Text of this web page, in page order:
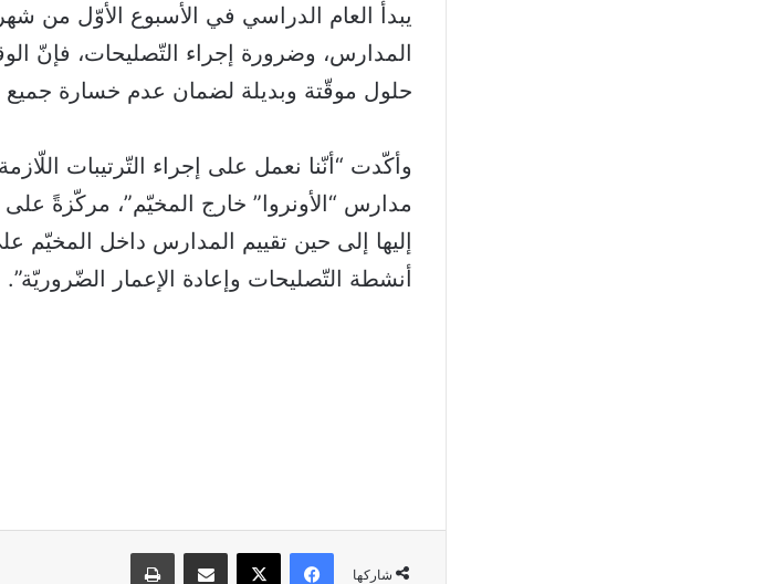
يبدأ العام الدراسي في الأسبوع الأوّل من
المدارس، وضرورة إجراء التّصليحات، فإنّ
حلول موقّتة وبديلة لضمان عدم خسارة جميع
وأكّدت “أنّنا نعمل على إجراء التّرتيبات
مدارس “الأونروا” خارج المخيّم”، مركّزةً
إليها إلى حين تقييم المدارس داخل المخيّم
أنشطة التّصليحات وإعادة الإعمار الضّروريّة”.
شاركها
فيسبوك ‫X مشاركة عبر البريد طباعة